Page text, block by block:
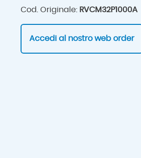
Cod. Originale: RVCM32P1000A
Accedi al nostro web order